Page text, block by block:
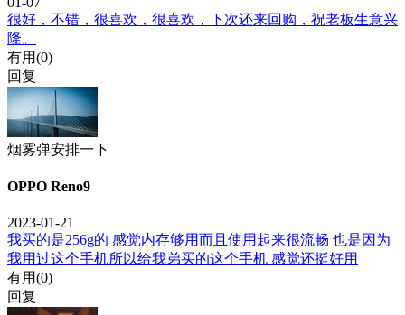
很好，不错，很喜欢，很喜欢，下次还来回购，祝老板生意兴
隆。
有用(0)
回复
烟雾弹安排一下
OPPO Reno9
2023-01-21
我买的是256g的 感觉内存够用而且使用起来很流畅 也是因为
我用过这个手机所以给我弟买的这个手机 感觉还挺好用
有用(0)
回复